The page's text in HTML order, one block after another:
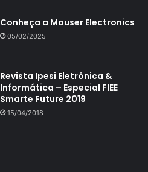
Conheça a Mouser Electronics
05/02/2025
Revista Ipesi Eletrônica &
Informática – Especial FIEE
Smarte Future 2019
15/04/2018